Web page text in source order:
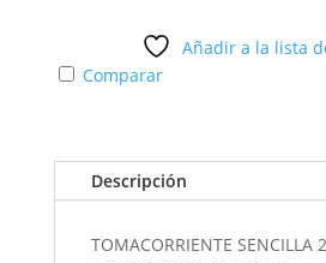
Añadir a la lista
Comparar
Descripción
TOMACORRIENTE SENCILLA